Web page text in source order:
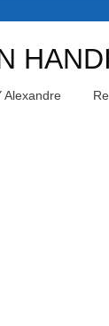
Alexandre